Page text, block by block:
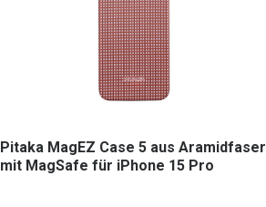
Pitaka MagEZ Case 5 aus Aramidfaser
mit MagSafe für iPhone 15 Pro